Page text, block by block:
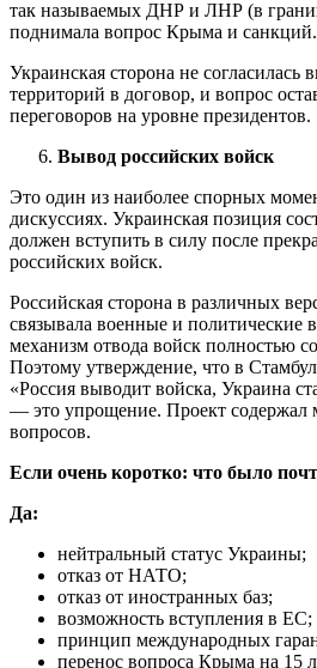
так называемых ДНР и ЛНР (в
поднимала вопрос Крыма и санкций.
Украинская сторона не согласилась
территорий в договор, и вопрос
переговоров на уровне президентов.
Вывод российских войск
Это один из наиболее спорных
дискуссиях. Украинская позиция
должен вступить в силу после
российских войск.
Российская сторона в различных
связывала военные и политические
механизм отвода войск полностью
Поэтому утверждение, что в
«Россия выводит войска, Украина
— это упрощение. Проект содержал
вопросов.
Если очень коротко: что было
Да:
нейтральный статус Украины;
отказ от НАТО;
отказ от иностранных баз;
возможность вступления в ЕС;
принцип международных
перенос вопроса Крыма на 15